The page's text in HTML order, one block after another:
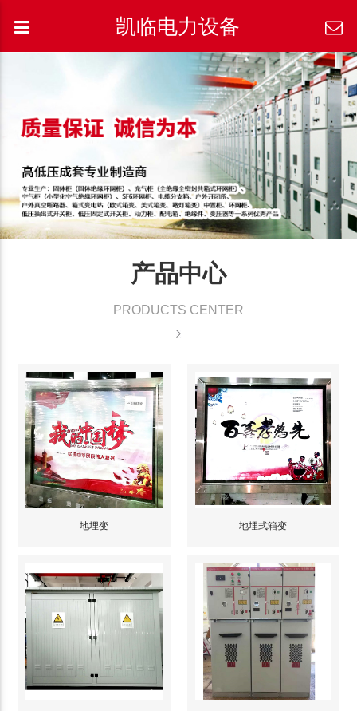
凯临电力设备
产品中心
PRODUCTS CENTER
地埋变 地埋式箱变